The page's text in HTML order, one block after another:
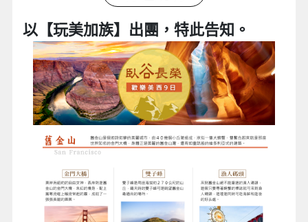
以【玩美加族】出團，特此告知。